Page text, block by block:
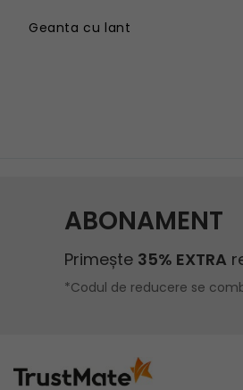
Geanta cu lant
Geanta cu lant
Geanta tip sac
Geanta umar dama casual
Geanta voiaj
Geanta cu franjuri